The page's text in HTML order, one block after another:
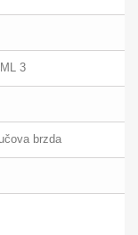
3
brzda